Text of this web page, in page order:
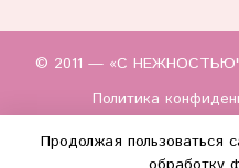
© 2011 — «С НЕЖНОСТЬЮ"
Политика
Продолжая пользоваться